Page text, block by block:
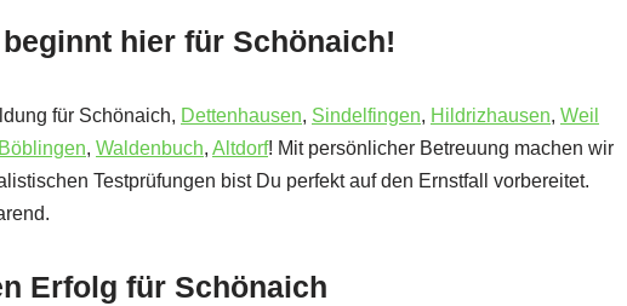
hier für Schönaich!
für Schönaich, Dettenhausen, Sindelfingen, Hildrizhausen, Weil
Böblingen, Waldenbuch, Altdorf! Mit persönlicher Betreuung machen wir
Testprüfungen bist Du perfekt auf den Ernstfall vorbereitet.
Erfolg für Schönaich